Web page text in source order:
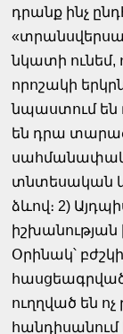
դրանք ինչ
նկատի ունեմ,
որոշակի
նպաստում են
են դրա
տնտեսական
ձևով։ 2)
Օրինակ՝
ուղղված են